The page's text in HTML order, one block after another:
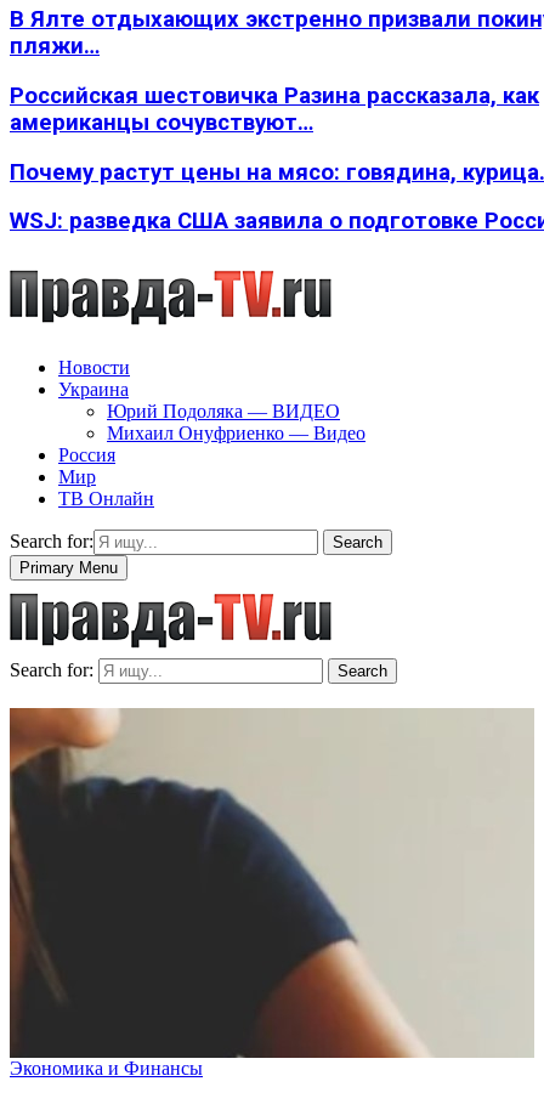
В Ялте отдыхающих экстренно призвали
пляжи…
Российская шестовичка Разина рассказала, как
американцы сочувствуют…
Почему растут цены на мясо: говядина,
WSJ: разведка США заявила о подготовке
Новости
Украина
Юрий Подоляка — ВИДЕО
Михаил Онуфриенко — Видео
Россия
Мир
ТВ Онлайн
Search for:
Search
Primary Menu
Search for: Search
Экономика и Финансы